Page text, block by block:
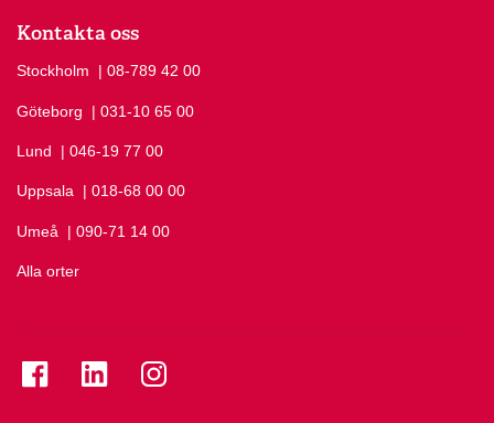
Kontakta oss
Stockholm Ring Stockholm på
| 08-789 42 00
Göteborg Ring Göteborg på
| 031-10 65 00
Lund Ring Lund på
| 046-19 77 00
Uppsala Ring Uppsala på
| 018-68 00 00
Umeå Ring Umeå på
| 090-71 14 00
Alla orter
Se folkuniversitetet på Facebook
Se folkuniversitetet på LinkedIn